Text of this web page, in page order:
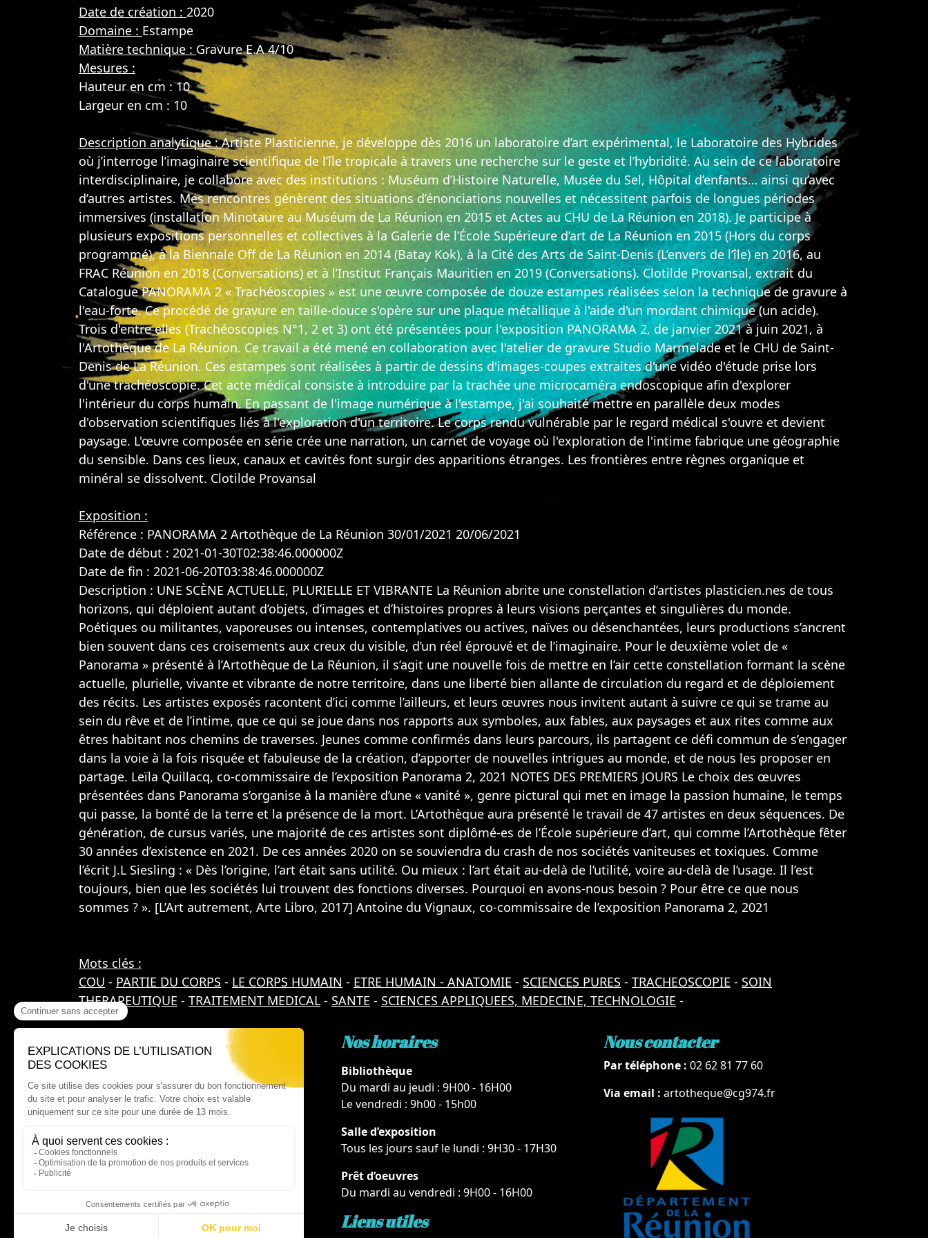
Date de création : 2020
Domaine : Estampe
Matière technique : Gravure E.A 4/10
Mesures :
Hauteur en cm : 10
Largeur en cm : 10
Description analytique :Artiste Plasticienne, je développe dès 2016 un laboratoire d’art expérimental, le Laboratoire des Hybrides
où j’interroge l’imaginaire scientifique de l’île tropicale à travers une recherche sur le geste et l’hybridité. Au sein de ce laboratoire
interdisciplinaire, je collabore avec des institutions : Muséum d’Histoire Naturelle, Musée du Sel, Hôpital d’enfants… ainsi qu’avec
d’autres artistes. Mes rencontres génèrent des situations d’énonciations nouvelles et nécessitent parfois de longues périodes
immersives (installation Minotaure au Muséum de La Réunion en 2015 et Actes au CHU de La Réunion en 2018). Je participe à
plusieurs expositions personnelles et collectives à la Galerie de l’École Supérieure d’art de La Réunion en 2015 (Hors du corps
programmé), à la Biennale Off de La Réunion en 2014 (Batay Kok), à la Cité des Arts de Saint-Denis (L’envers de l’île) en 2016, au
FRAC Réunion en 2018 (Conversations) et à l’Institut Français Mauritien en 2019 (Conversations). Clotilde Provansal, extrait du
Catalogue PANORAMA 2 « Trachéoscopies » est une œuvre composée de douze estampes réalisées selon la technique de gravure à
l'eau-forte. Ce procédé de gravure en taille-douce s'opère sur une plaque métallique à l'aide d'un mordant chimique (un acide).
Trois d'entre elles (Trachéoscopies N°1, 2 et 3) ont été présentées pour l'exposition PANORAMA 2, de janvier 2021 à juin 2021, à
l'Artothèque de La Réunion. Ce travail a été mené en collaboration avec l'atelier de gravure Studio Marmelade et le CHU de Saint-
Denis de La Réunion. Ces estampes sont réalisées à partir de dessins d'images-coupes extraites d'une vidéo d'étude prise lors
d'une trachéoscopie. Cet acte médical consiste à introduire par la trachée une micro­caméra endoscopique afin d'explorer
l'intérieur du corps humain. En passant de l'image numérique à l'estampe, j'ai souhaité mettre en parallèle deux modes
d'observation scientifiques liés à l'exploration d'un territoire. Le corps rendu vulnérable par le regard médical s'ouvre et devient
paysage. L'œuvre composée en série crée une narration, un carnet de voyage où l'exploration de l'intime fabrique une géographie
du sensible. Dans ces lieux, canaux et cavités font surgir des apparitions étranges. Les frontières entre règnes organique et
minéral se dissolvent. Clotilde Provansal
Exposition :
Référence : PANORAMA 2 Artothèque de La Réunion 30/01/2021 20/06/2021
Date de début : 2021-01-30T02:38:46.000000Z
Date de fin : 2021-06-20T03:38:46.000000Z
Description : UNE SCÈNE ACTUELLE, PLURIELLE ET VIBRANTE La Réunion abrite une constellation d’artistes plasticien.nes de tous
horizons, qui déploient autant d’objets, d’images et d’histoires propres à leurs visions perçantes et singulières du monde.
Poétiques ou militantes, vaporeuses ou intenses, contemplatives ou actives, naïves ou désenchantées, leurs productions s’ancrent
bien souvent dans ces croisements aux creux du visible, d’un réel éprouvé et de l’imaginaire. Pour le deuxième volet de «
Panorama » présenté à l’Artothèque de La Réunion, il s’agit une nouvelle fois de mettre en l’air cette constellation formant la scène
actuelle, plurielle, vivante et vibrante de notre territoire, dans une liberté bien allante de circulation du regard et de déploiement
des récits. Les artistes exposés racontent d’ici comme l’ailleurs, et leurs œuvres nous invitent autant à suivre ce qui se trame au
sein du rêve et de l’intime, que ce qui se joue dans nos rapports aux symboles, aux fables, aux paysages et aux rites comme aux
êtres habitant nos chemins de traverses. Jeunes comme confirmés dans leurs parcours, ils partagent ce défi commun de s’engager
dans la voie à la fois risquée et fabuleuse de la création, d’apporter de nouvelles intrigues au monde, et de nous les proposer en
partage. Leïla Quillacq, co-commissaire de l’exposition Panorama 2, 2021 NOTES DES PREMIERS JOURS Le choix des œuvres
présentées dans Panorama s’organise à la manière d’une « vanité », genre pictural qui met en image la passion humaine, le temps
qui passe, la bonté de la terre et la présence de la mort. L’Artothèque aura présenté le travail de 47 artistes en deux séquences. De
génération, de cursus variés, une majorité de ces artistes sont diplômé-es de l’École supérieure d’art, qui comme l’Artothèque fêter
30 années d’existence en 2021. De ces années 2020 on se souviendra du crash de nos sociétés vaniteuses et toxiques. Comme
l’écrit J.L Siesling : « Dès l’origine, l’art était sans utilité. Ou mieux : l’art était au-delà de l’utilité, voire au-delà de l’usage. Il l’est
toujours, bien que les sociétés lui trouvent des fonctions diverses. Pourquoi en avons-nous besoin ? Pour être ce que nous
sommes ? ». [L’Art autrement, Arte Libro, 2017] Antoine du Vignaux, co-commissaire de l’exposition Panorama 2, 2021
Mots clés :
COU - PARTIE DU CORPS - LE CORPS HUMAIN - ETRE HUMAIN - ANATOMIE - SCIENCES PURES - TRACHEOSCOPIE - SOIN
THERAPEUTIQUE - TRAITEMENT MEDICAL - SANTE - SCIENCES APPLIQUEES, MEDECINE, TECHNOLOGIE -
Où nous trouver ?
60 rue Victor Le Vigoureux,
97410 Saint Pierre
Nos horaires
Bibliothèque
Du mardi au jeudi : 9H00 - 16H00
Le vendredi : 9h00 - 15h00
Salle d’exposition
Tous les jours sauf le lundi : 9H30 - 17H30
Prêt d’oeuvres
Du mardi au vendredi : 9H00 - 16H00
Liens utiles
Nous contacter
Par téléphone : 02 62 81 77 60
Via email : artotheque@cg974.fr